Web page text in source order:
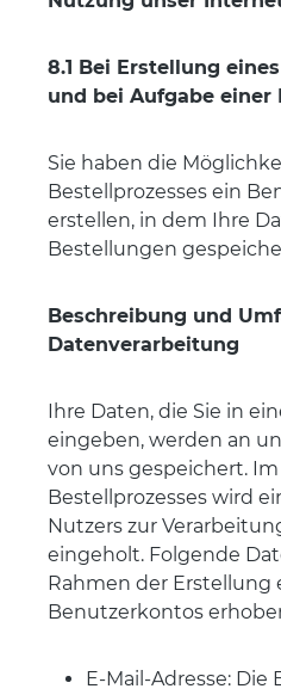
8.1 Bei Erstellung
und bei Aufgabe einer
Sie haben die
Bestellprozesses ein
erstellen, in dem Ihre
Bestellungen
Beschreibung und
Datenverarbeitung
Ihre Daten, die Sie in
eingeben, werden an
von uns gespeichert.
Bestellprozesses wird
Nutzers zur
eingeholt. Folgende
Rahmen der Erstellung
Benutzerkontos
E-Mail-Adresse: Die